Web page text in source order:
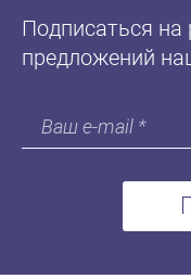
Подписаться
предложений